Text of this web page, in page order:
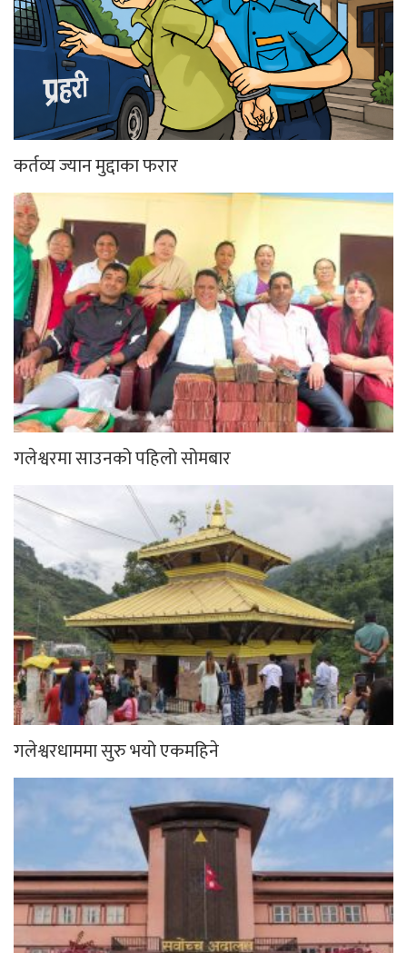
कर्तव्य ज्यान मुद्दाका फरार
गलेश्वरमा साउनको पहिलो सोमबार
गलेश्वरधाममा सुरु भयो एकमहिने